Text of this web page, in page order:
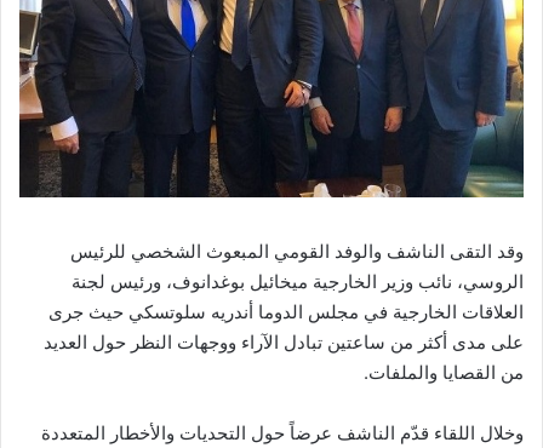
وقد التقى الناشف والوفد القومي المبعوث الشخصي للرئيس
الروسي، نائب وزير الخارجية ميخائيل بوغدانوف، ورئيس لجنة
العلاقات الخارجية في مجلس الدوما أندريه سلوتسكي حيث جرى
على مدى أكثر من ساعتين تبادل الآراء ووجهات النظر حول العديد
من القصايا والملفات.
وخلال اللقاء قدّم الناشف عرضاً حول التحديات والأخطار المتعددة